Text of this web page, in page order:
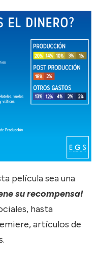
película sea una
su recompensa!
hasta
artículos de